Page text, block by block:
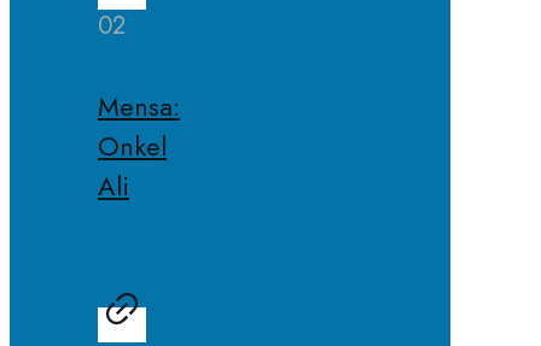
02
Mensa:
Onkel
Ali